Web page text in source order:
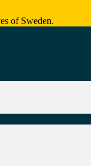
of Sweden.